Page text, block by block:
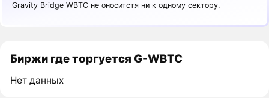
Gravity Bridge WBTC не оноситстя ни к одному сектору.
Биржи где торгуется G-WBTC
Нет данных